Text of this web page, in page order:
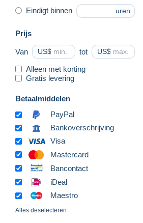
Eindigt binnen uren
Prijs
Van US$ tot US$
Alleen met korting
Gratis levering
Betaalmiddelen
PayPal
Bankoverschrijving
Visa
Mastercard
Bancontact
iDeal
Maestro
Alles deselecteren